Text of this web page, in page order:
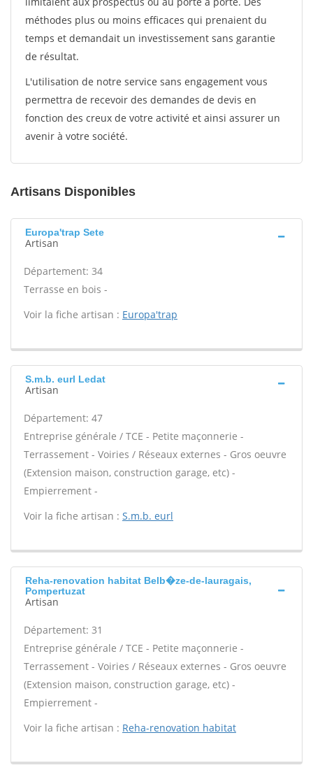
méthodes plus ou moins efficaces qui prenaient du
temps et demandait un investissement sans garantie
de résultat.
L'utilisation de notre service sans engagement vous
permettra de recevoir des demandes de devis en
fonction des creux de votre activité et ainsi assurer un
avenir à votre société.
Artisans Disponibles
Europa'trap Sete
Artisan
Département: 34
Terrasse en bois -
Voir la fiche artisan : Europa'trap
S.m.b. eurl Ledat
Artisan
Département: 47
Entreprise générale / TCE - Petite maçonnerie -
Terrassement - Voiries / Réseaux externes - Gros oeuvre
(Extension maison, construction garage, etc) -
Empierrement -
Voir la fiche artisan : S.m.b. eurl
Reha-renovation habitat Belb�ze-de-lauragais,
Pompertuzat
Artisan
Département: 31
Entreprise générale / TCE - Petite maçonnerie -
Terrassement - Voiries / Réseaux externes - Gros oeuvre
(Extension maison, construction garage, etc) -
Empierrement -
Voir la fiche artisan : Reha-renovation habitat